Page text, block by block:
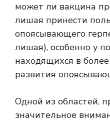
может ли вакцина
лишая принести
опоясывающего
лишая), особенно у
находящихся в
развития
Одной из областей,
значительное